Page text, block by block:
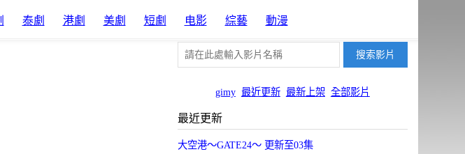
泰劇 港劇 美劇 短劇 电影 綜藝 動漫
gimy 最近更新 最新上架 全部影片
最近更新
大空港～GATE24～ 更新至03集